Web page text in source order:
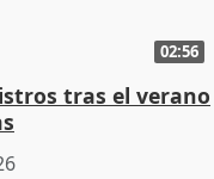
02:56
tras el verano